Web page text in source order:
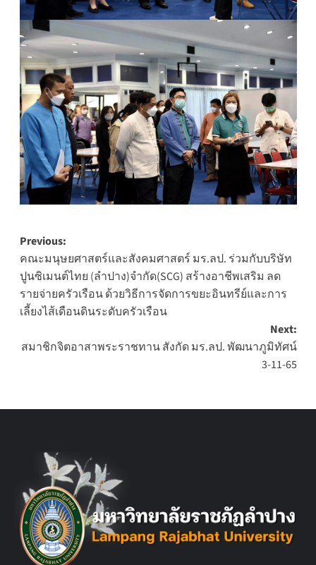
Post
navigation
Previous:
คณะมนุษยศาสตร์และสังคมศาสตร์ มร.ลป. ร่วมกับบริษัท
ปูนซิเมนต์ไทย (ลำปาง)จำกัด(SCG) สร้างอาชีพเสริม ลด
รายจ่ายครัวเรือน ด้วยวิธีการจัดการขยะอินทรีย์และการ
เลี้ยงไส้เดือนดินระดับครัวเรือน
Next:
สมาชิกจิตอาสาพระราชทาน สังกัด มร.ลป. พัฒนาภูมิทัศน์
3-11-65